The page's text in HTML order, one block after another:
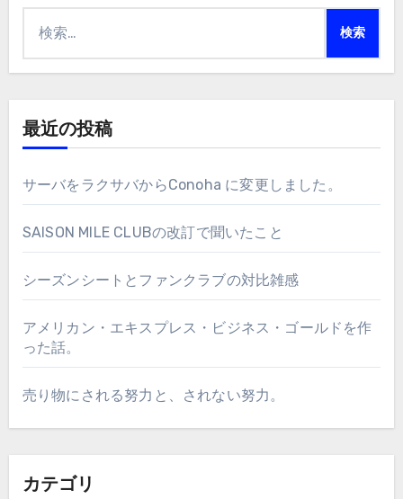
最近の投稿
サーバをラクサバからConoha に変更しました。
SAISON MILE CLUBの改訂で聞いたこと
シーズンシートとファンクラブの対比雑感
アメリカン・エキスプレス・ビジネス・ゴールドを作
った話。
売り物にされる努力と、されない努力。
カテゴリ